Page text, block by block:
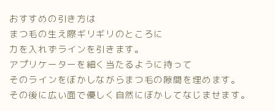
おすすめの引き方は
まつ毛の生え際ギリギリのところに
力を入れずラインを引きます。
アプリケーターを細く当たるように持って
そのラインをぼかしながらまつ毛の隙間を埋めます。
その後に広い面で優しく自然にぼかしてなじませます。